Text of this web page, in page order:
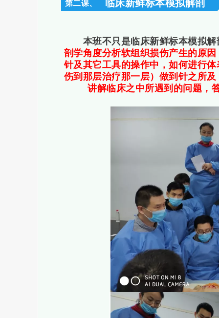
第二课、 临床新鲜标本模拟解剖
本班不只是临床新鲜标本模拟
剖学角度分析软组织损伤产生的原
针及其它工具的操作中，如何进行
伤到那层治疗那一层）做到针之所
讲解临床之中所遇到的问题，